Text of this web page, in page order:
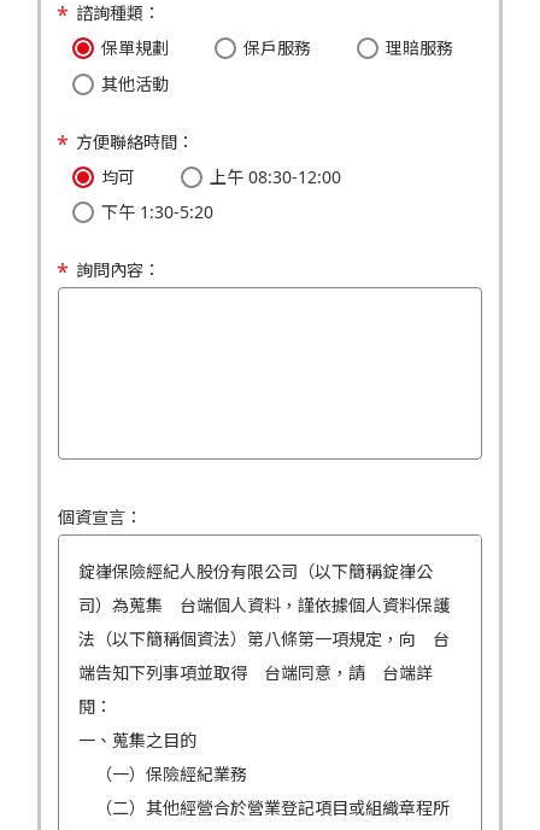
諮詢種類：
保單規劃
保戶服務
理賠服務
其他活動
方便聯絡時間：
均可
上午 08:30-12:00
下午 1:30-5:20
詢問內容：
個資宣言：
錠嵂保險經紀人股份有限公司（以下簡稱錠嵂公
司）為蒐集 台端個人資料，謹依據個人資料保護
法（以下簡稱個資法）第八條第一項規定，向 台
端告知下列事項並取得 台端同意，請 台端詳
閱：
一、蒐集之目的
（一）保險經紀業務
（二）其他經營合於營業登記項目或組織章程所